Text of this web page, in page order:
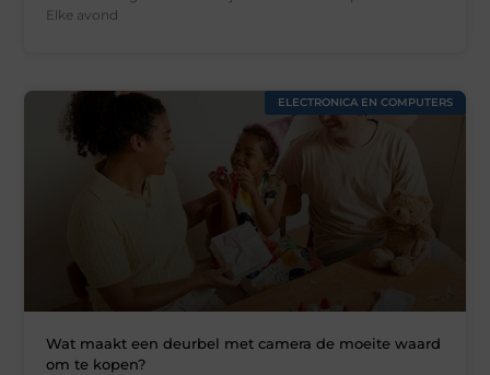
Elke avond
ELECTRONICA EN COMPUTERS
Wat maakt een deurbel met camera de moeite waard
om te kopen?